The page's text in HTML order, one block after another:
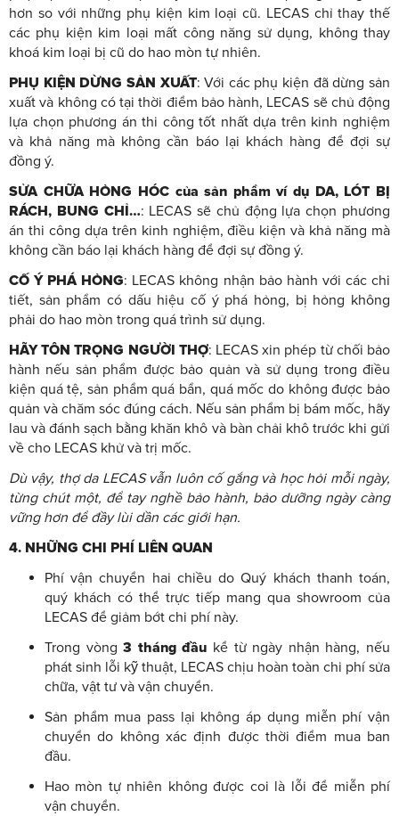
hơn so với những phụ kiện kim loại cũ. LECAS chỉ thay thế
các phụ kiện kim loại mất công năng sử dụng, không thay
khoá kim loại bị cũ do hao mòn tự nhiên.
PHỤ KIỆN DỪNG SẢN XUẤT: Với các phụ kiện đã dừng sản
xuất và không có tại thời điểm bảo hành, LECAS sẽ chủ động
lựa chọn phương án thi công tốt nhất dựa trên kinh nghiệm
và khả năng mà không cần báo lại khách hàng để đợi sự
đồng ý.
SỬA CHỮA HỎNG HÓC của sản phẩm ví dụ DA, LÓT BỊ
RÁCH, BUNG CHỈ…: LECAS sẽ chủ động lựa chọn phương
án thi công dựa trên kinh nghiệm, điều kiện và khả năng mà
không cần báo lại khách hàng để đợi sự đồng ý.
CỐ Ý PHÁ HỎNG: LECAS không nhận bảo hành với các chi
tiết, sản phẩm có dấu hiệu cố ý phá hỏng, bị hỏng không
phải do hao mòn trong quá trình sử dụng.
HÃY TÔN TRỌNG NGƯỜI THỢ: LECAS xin phép từ chối bảo
hành nếu sản phẩm được bảo quản và sử dụng trong điều
kiện quá tệ, sản phẩm quá bẩn, quá mốc do không được bảo
quản và chăm sóc đúng cách. Nếu sản phẩm bị bám mốc, hãy
lau và đánh sạch bằng khăn khô và bàn chải khô trước khi gửi
về cho LECAS khử và trị mốc.
Dù vậy, thợ da LECAS vẫn luôn cố gắng và học hỏi mỗi ngày,
từng chút một, để tay nghề bảo hành, bảo dưỡng ngày càng
vững hơn để đầy lùi dần các giới hạn.
4. NHỮNG CHI PHÍ LIÊN QUAN
Phí vận chuyển hai chiều do Quý khách thanh toán,
quý khách có thể trực tiếp mang qua showroom của
LECAS để giảm bớt chi phí này.
Trong vòng3 tháng đầu kể từ ngày nhận hàng, nếu
phát sinh lỗi kỹ thuật, LECAS chịu hoàn toàn chi phí sửa
chữa, vật tư và vận chuyển.
Sản phẩm mua pass lại không áp dụng miễn phí vận
chuyển do không xác định được thời điểm mua ban
đầu.
Hao mòn tự nhiên không được coi là lỗi để miễn phí
vận chuyển.